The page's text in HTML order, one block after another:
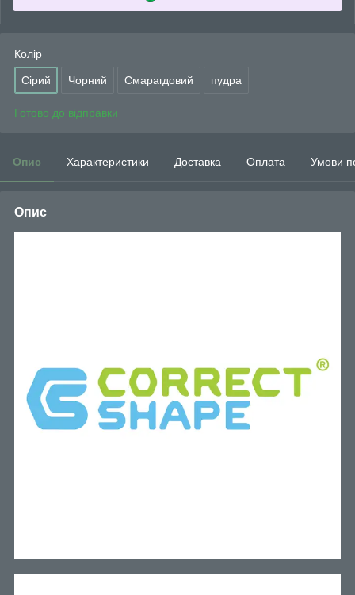
Колір
Сірий Чорний Смарагдовий пудра
Готово до відправки
Опис Характеристики Доставка Оплата Умови
Опис